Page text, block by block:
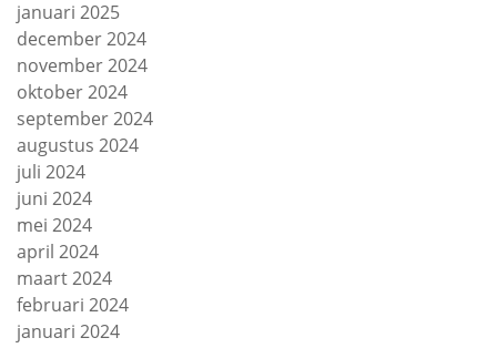
januari 2025
december 2024
november 2024
oktober 2024
september 2024
augustus 2024
juli 2024
juni 2024
mei 2024
april 2024
maart 2024
februari 2024
januari 2024